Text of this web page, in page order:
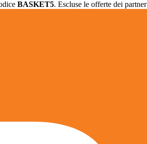
BASKET5. Escluse le offerte dei partner